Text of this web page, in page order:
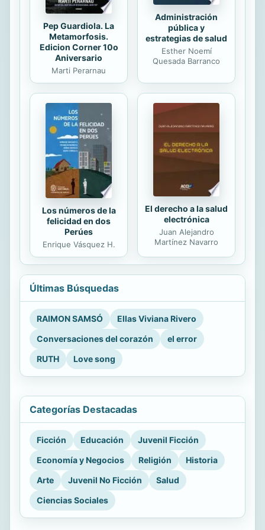
Pep Guardiola. La
Metamorfosis.
Edicion Corner 10o
Aniversario
Marti Perarnau
Administración
pública y
estrategias de salud
Esther Noemí
Quesada Barranco
Los números de la
felicidad en dos
Perúes
Enrique Vásquez H.
El derecho a la salud
electrónica
Juan Alejandro
Martínez Navarro
Últimas Búsquedas
RAIMON SAMSÓ
Ellas Viviana Rivero
Conversaciones del corazón
el error
RUTH
Love song
Categorías Destacadas
Ficción Educación
Juvenil Ficción
Economía y Negocios
Religión
Historia
Arte
Juvenil No Ficción
Salud
Ciencias Sociales